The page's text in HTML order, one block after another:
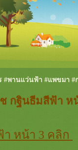
#พานแว่นฟ้า #แพขมา
กฐินธีมสีฟ้า ห
า หน้า 3 คลิก